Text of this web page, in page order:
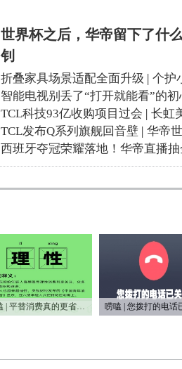
世界杯之后，华帝留下了什
钊
折叠家具场景适配全面升级 | 个护
智能电视别丢了“打开就能看”的初
TCL科技93亿收购项目过会 | 长虹
TCL发布Q系列旗舰回音壁 | 华帝
西班牙夺冠荣耀落地！华帝直播
唠嗑 | 平替消费真的更省钱吗？ 唠嗑 | 您拨打的电话